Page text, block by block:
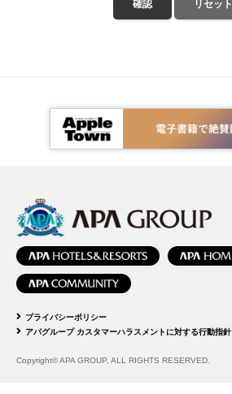
プライバシーポリシー
アパグループ カスタマーハラスメントに対する行動指針
Copyright© APA GROUP, ALL RIGHTS RESERVED.